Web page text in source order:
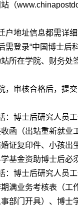
（
地址信息都需详细
登录“中国博士
所在学院、财务
审核合格后，提
：博士后研究人
函（出站重新就
证复印件、小孩
基金资助博士后必
：博士后研究人
满业务考核表（
部门开具）、博士